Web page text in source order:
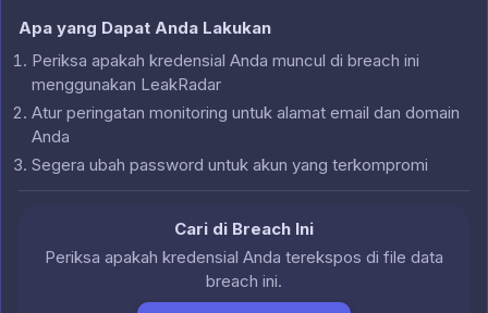
Apa yang Dapat Anda Lakukan
Periksa apakah kredensial Anda muncul di breach ini
menggunakan LeakRadar
Atur peringatan monitoring untuk alamat email dan domain
Anda
Segera ubah password untuk akun yang terkompromi
Cari di Breach Ini
Periksa apakah kredensial Anda terekspos di file data
breach ini.